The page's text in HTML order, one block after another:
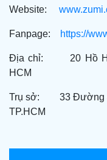
Website:
Fanpage: https://
Địa chỉ: 20 Hồ Hảo
HCM
Trụ sở: 33 Đường
TP.HCM